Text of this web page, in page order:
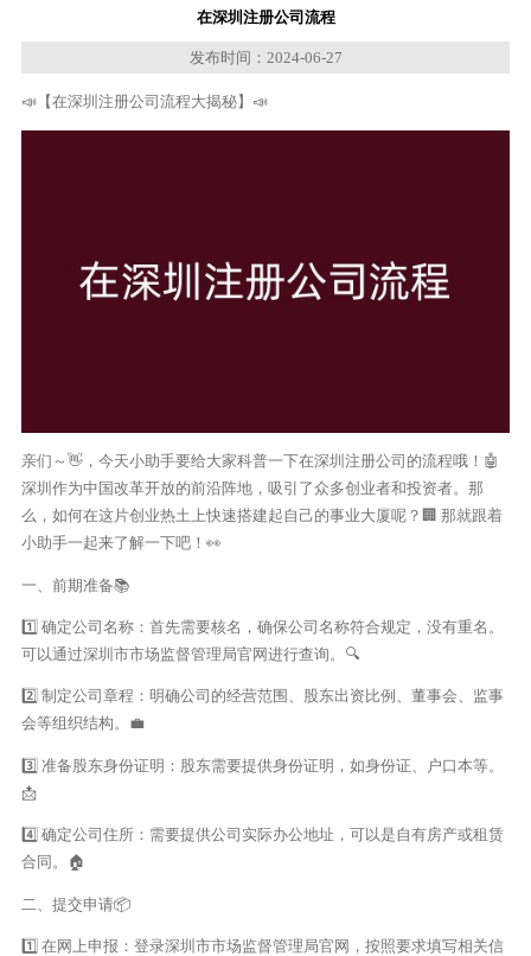
在深圳注册公司流程
发布时间：2024-06-27
📣【在深圳注册公司流程大揭秘】📣
亲们～👋，今天小助手要给大家科普一下在深圳注册公司的流程哦！🤖
深圳作为中国改革开放的前沿阵地，吸引了众多创业者和投资者。那
么，如何在这片创业热土上快速搭建起自己的事业大厦呢？🏢 那就跟着
小助手一起来了解一下吧！👀
一、前期准备📚
1️⃣ 确定公司名称：首先需要核名，确保公司名称符合规定，没有重名。
可以通过深圳市市场监督管理局官网进行查询。🔍
2️⃣ 制定公司章程：明确公司的经营范围、股东出资比例、董事会、监事
会等组织结构。💼
3️⃣ 准备股东身份证明：股东需要提供身份证明，如身份证、户口本等。
📩
4️⃣ 确定公司住所：需要提供公司实际办公地址，可以是自有房产或租赁
合同。🏠
二、提交申请📦
1️⃣ 在网上申报：登录深圳市市场监督管理局官网，按照要求填写相关信